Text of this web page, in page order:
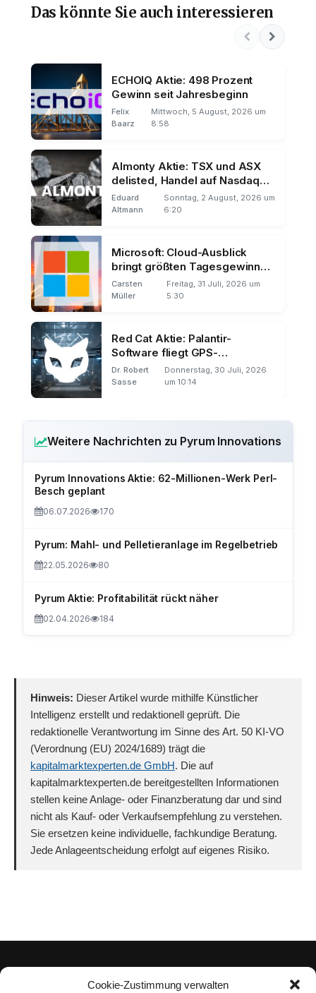
Cookie-Zustimmung verwalten
Das könnte Sie auch interessieren
ECHOIQ Aktie: 498 Prozent
Gewinn seit Jahresbeginn
Felix
Baarz
Mittwoch, 5 August, 2026 um
8:58
Almonty Aktie: TSX und ASX
delisted, Handel auf Nasdaq
und Frankfurt
Eduard
Altmann
Sonntag, 2 August, 2026 um
6:20
Microsoft: Cloud-Ausblick
bringt größten Tagesgewinn
der Börsengeschichte
Carsten
Müller
Freitag, 31 Juli, 2026 um
5:30
Red Cat Aktie: Palantir-
Software fliegt GPS-
unabhängig
Dr. Robert
Sasse
Donnerstag, 30 Juli, 2026
um 10:14
Weitere Nachrichten zu Pyrum Innovations
Pyrum Innovations Aktie: 62-Millionen-Werk Perl-
Besch geplant
06.07.2026 170
Pyrum: Mahl- und Pelletieranlage im Regelbetrieb
22.05.2026 80
Pyrum Aktie: Profitabilität rückt näher
02.04.2026 184
Hinweis: Dieser Artikel wurde mithilfe Künstlicher
Intelligenz erstellt und redaktionell geprüft. Die
redaktionelle Verantwortung im Sinne des Art. 50 KI-VO
(Verordnung (EU) 2024/1689) trägt die
kapitalmarktexperten.de GmbH. Die auf
kapitalmarktexperten.de bereitgestellten Informationen
stellen keine Anlage- oder Finanzberatung dar und sind
nicht als Kauf- oder Verkaufsempfehlung zu verstehen.
Sie ersetzen keine individuelle, fachkundige Beratung.
Jede Anlageentscheidung erfolgt auf eigenes Risiko.